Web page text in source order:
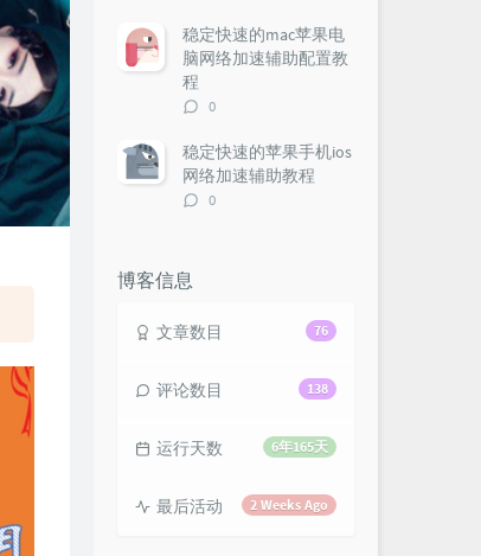
数：
稳定快速的mac苹果电
脑网络加速辅助配置教
程
评
数：
0
稳定快速的苹果手机ios
网络加速辅助教程
评
0
博客信息
76
文章数目
138
评论数目
6年165天
运行天数
2 Weeks Ago
最后活动